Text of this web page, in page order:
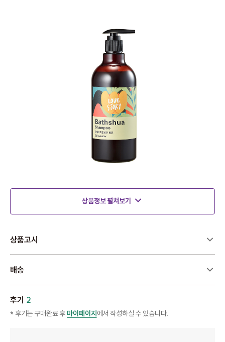
상품정보 펼쳐보기
상품고시
배송
후기 2
* 후기는 구매완료 후 마이페이지에서 작성하실 수 있습니다.